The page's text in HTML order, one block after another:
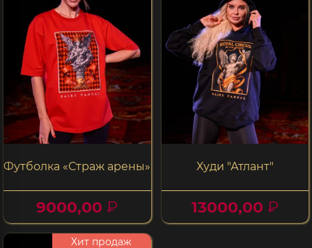
Футболка «Страж арены»
9000,00₽
Худи "Атлант"
13000,00 ₽
Хит продаж